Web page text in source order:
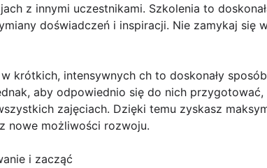
z innymi uczestnikami. Szkolenia to
doświadczeń i inspiracji. Nie zamykaj się
krótkich, intensywnych ch to doskonały
aby odpowiednio się do nich
zajęciach. Dzięki temu zyskasz
nowe możliwości rozwoju.
i zacząć